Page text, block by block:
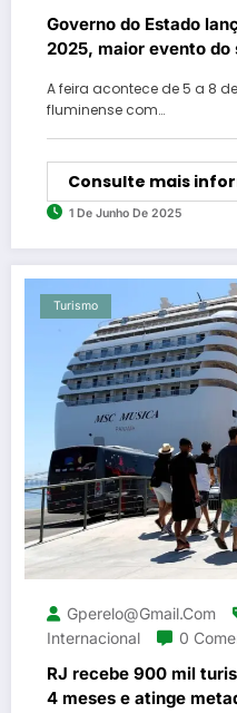
Governo do Estado
2025, maior evento do
A feira acontece de 5 a 8
fluminense com…
Consulte mais
1 De Junho De 2025
Turismo
Gperelo@gmail.com
Internacional
0
RJ recebe 900 mil
4 meses e atinge